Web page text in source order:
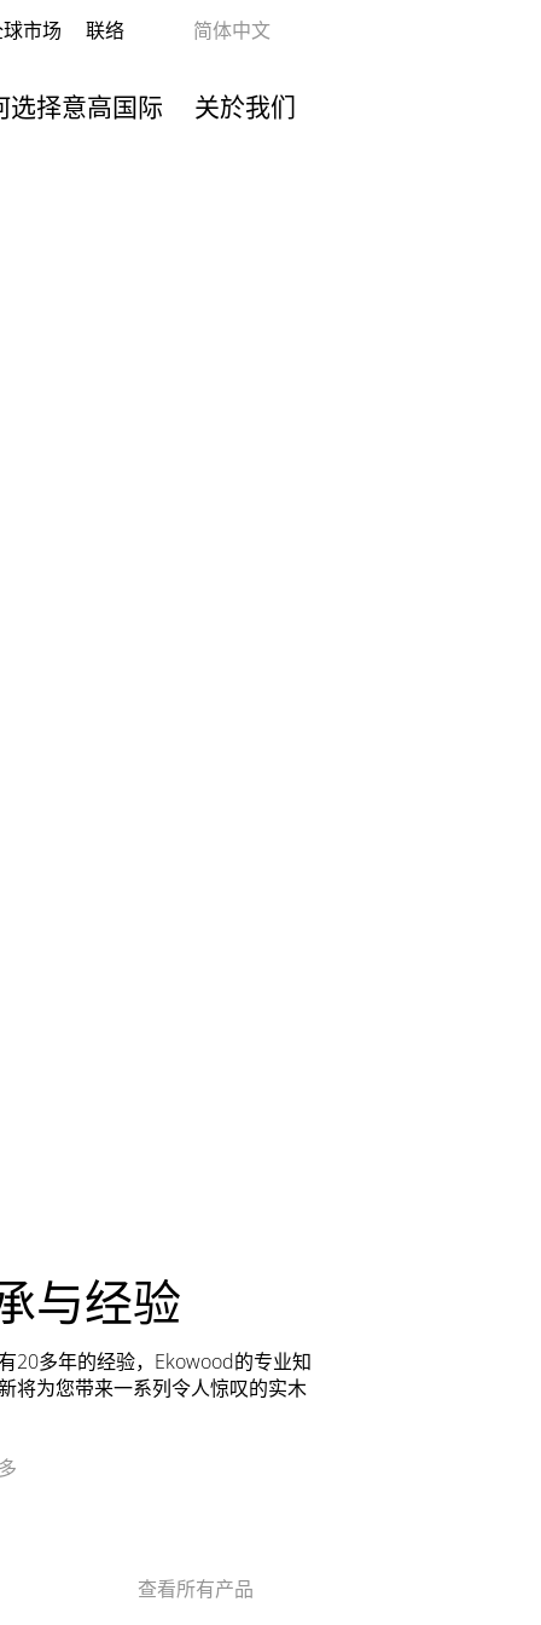
市场 联络 简体中文
选择意高国际 关於我们
与经验
20多年的经验，Ekowood的专业知
将为您带来一系列令人惊叹的实木
查看所有产品